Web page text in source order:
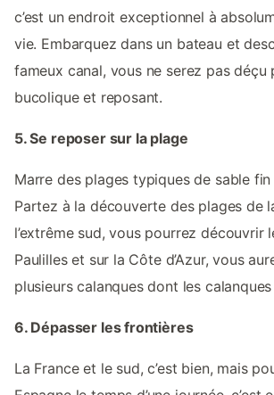
c’est un endroit exceptionnel à
vie. Embarquez dans un bateau et
fameux canal, vous ne serez pas déçu
bucolique et reposant.
5. Se reposer sur la plage
Marre des plages typiques de sable
Partez à la découverte des plages de
l’extrême sud, vous pourrez découvrir
Paulilles et sur la Côte d’Azur, vous
plusieurs calanques dont les
6. Dépasser les frontières
La France et le sud, c’est bien, mais